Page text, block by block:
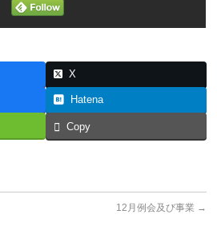
X
Hatena
Copy
12月例会及び事業 →